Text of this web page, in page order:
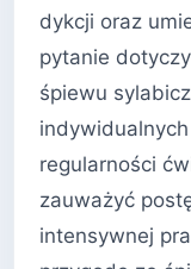
dykcji oraz
pytanie
śpiewu
regularności
zauważyć
intensywnej